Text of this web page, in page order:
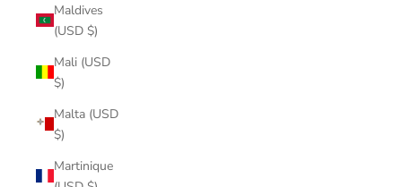
Maldives
(USD $)
Mali (USD
$)
Malta (USD
$)
Martinique